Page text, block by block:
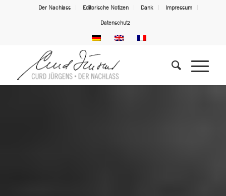
Der Nachlass Editorische Notizen Dank Impressum
Datenschutz